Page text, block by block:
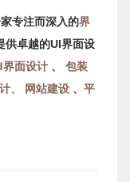
专注而深入的界
供卓越的UI界面设
面设计 、 包装
、 网站建设 、 平